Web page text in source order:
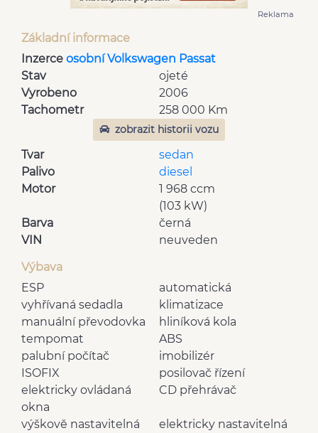
Reklama
Základní informace
Inzerce osobní Volkswagen Passat
Stav
ojeté
Vyrobeno
2006
Tachometr
258 000 Km
zobrazit historii vozu
Tvar
sedan
Palivo
diesel
Motor
1 968 ccm
(103 kW)
Barva
černá
VIN
neuveden
Výbava
automatická
klimatizace
ESP
vyhřívaná sedadla
hliníková kola
manuální převodovka
ABS
tempomat
imobilizér
palubní počítač
posilovač řízení
ISOFIX
CD přehrávač
elektricky ovládaná
okna
elektricky nastavitelná
výškově nastavitelná